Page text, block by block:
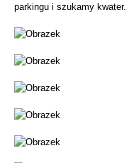
parkingu i szukamy kwater.